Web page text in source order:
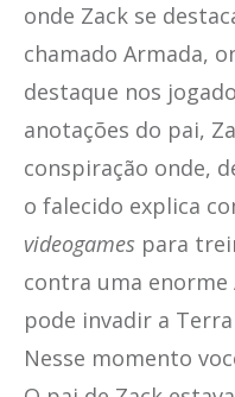
onde Zack se
chamado Armada,
destaque nos
anotações do pai,
conspiração onde,
o falecido explica
videogames para
contra uma enorme
pode invadir a
Nesse momento